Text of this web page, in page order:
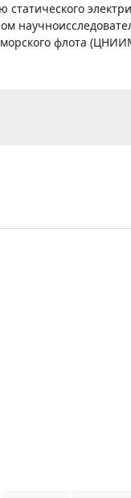
статического
морского флота